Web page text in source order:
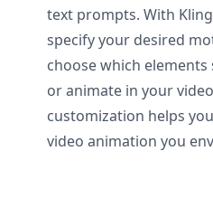
text prompts. With
specify your desired
choose which
or animate in your
customization helps
video animation you